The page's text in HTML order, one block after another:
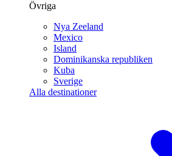
Övriga
Nya Zeeland
Mexico
Island
Dominikanska republiken
Kuba
Sverige
Alla destinationer